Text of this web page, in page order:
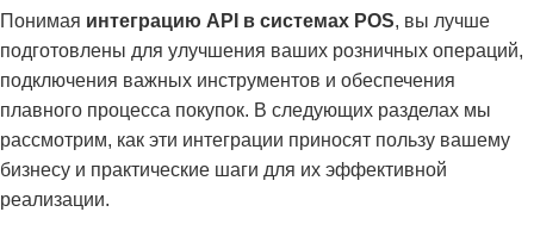
Понимая интеграцию API в системах POS, вы лучше
подготовлены для улучшения ваших розничных операций,
подключения важных инструментов и обеспечения
плавного процесса покупок. В следующих разделах мы
рассмотрим, как эти интеграции приносят пользу вашему
бизнесу и практические шаги для их эффективной
реализации.